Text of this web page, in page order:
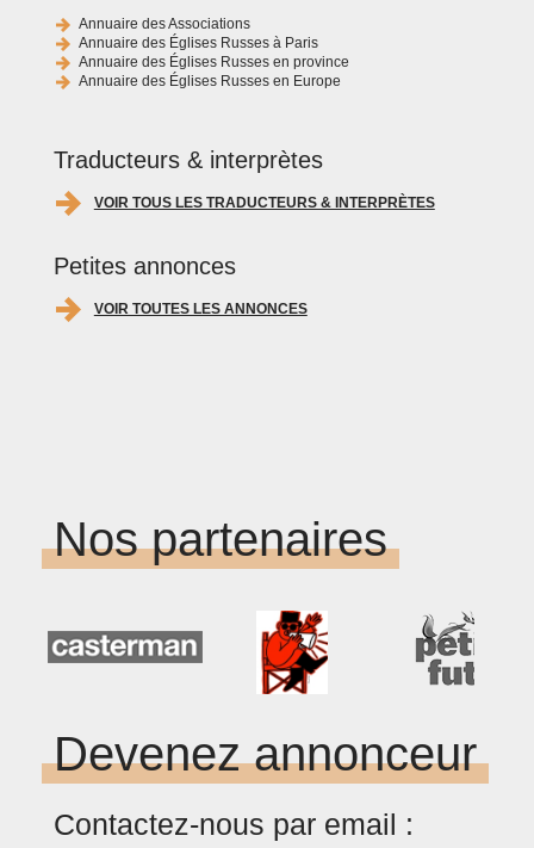
Annuaire des Associations
Annuaire des Églises Russes à Paris
Annuaire des Églises Russes en province
Annuaire des Églises Russes en Europe
Traducteurs & interprètes
VOIR TOUS LES TRADUCTEURS & INTERPRÈTES
Petites annonces
VOIR TOUTES LES ANNONCES
Nos partenaires
Devenez annonceur
Contactez-nous par email :